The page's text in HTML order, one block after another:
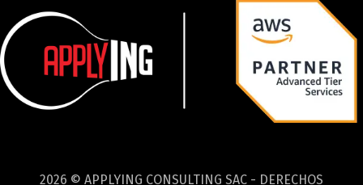
2026 © APPLYING CONSULTING SAC - DERECHOS